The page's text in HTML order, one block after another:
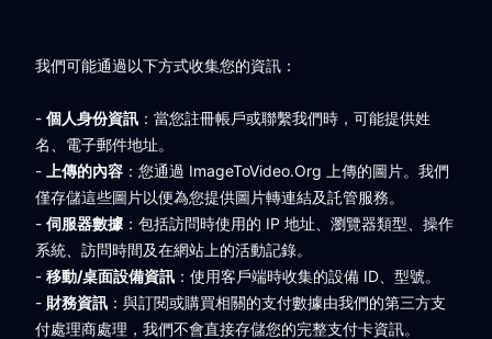
我們可能通過以下方式收集您的資訊：
- 個人身份資訊 ：當您註冊帳戶或聯繫我們時，可能提供姓
名、電子郵件地址。
-
上傳的內容 ：您通過 ImageToVideo.Org 上傳的圖片。我們
僅存儲這些圖片以便為您提供圖片轉連結及託管服務。
- 伺服器數據 ：包括訪問時使用的 IP 地址、瀏覽器類型、操作
系統、訪問時間及在網站上的活動記錄。
- 移動/桌面設備資訊 ：使用客戶端時收集的設備 ID、型號。
- 財務資訊 ：與訂閱或購買相關的支付數據由我們的第三方支
付處理商處理，我們不會直接存儲您的完整支付卡資訊。